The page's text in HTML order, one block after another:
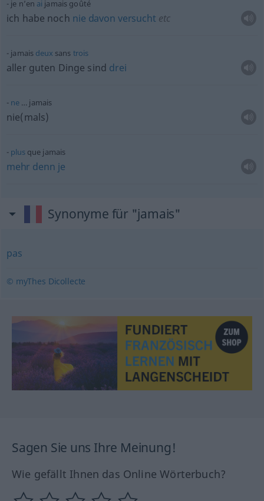
je n’en ai jamais goûté
ich habe noch nie davon versucht etc
jamais deux sans trois
aller guten Dinge sind drei
ne… jamais
nie(mals)
plusque jamais
mehr denn je
Synonyme für "jamais"
pas
© myThes Dicollecte
Sagen Sie uns Ihre Meinung!
Wie gefällt Ihnen das Online Wörterbuch?